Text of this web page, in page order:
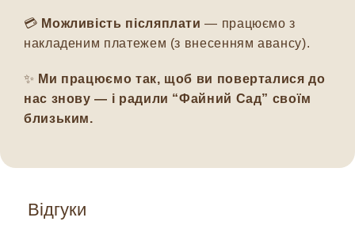
Відгуки
💳 Можливість післяплати — працюємо з
накладеним платежем (з внесенням авансу).
✨ Ми працюємо так, щоб ви поверталися до
нас знову — і радили “Файний Сад” своїм
близьким.